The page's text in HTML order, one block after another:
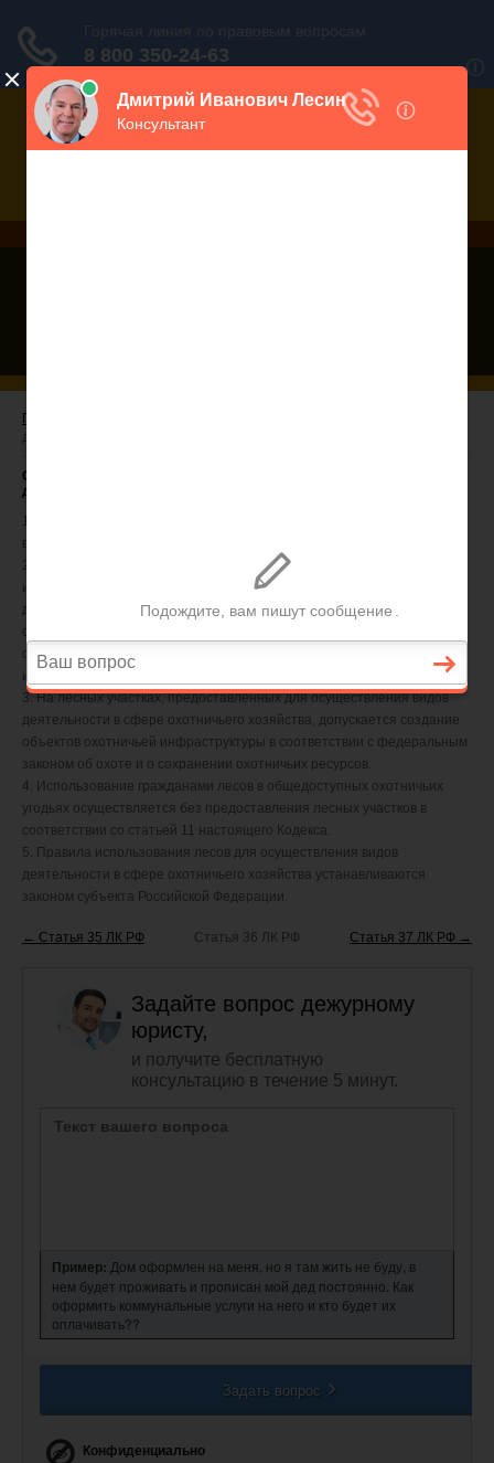
Главная
деятельности в сфере охотничьего хозяйства
Статья 36 ЛК РФ. Использование лесов для осуществления видов
деятельности в сфере охотничьего хозяйства
1. Леса могут использоваться для осуществления видов деятельности
в сфере охотничьего хозяйства.
2. Лесные участки предоставляются юридическим лицам,
индивидуальным предпринимателям для осуществления видов
деятельности в сфере охотничьего хозяйства на основании
охотхозяйственных соглашений, заключенных в соответствии с
федеральным законом об охоте и о сохранении охотничьих ресурсов,
и договоров аренды лесных участков.
3. На лесных участках, предоставленных для осуществления видов
деятельности в сфере охотничьего хозяйства, допускается создание
объектов охотничьей инфраструктуры в соответствии с федеральным
законом об охоте и о сохранении охотничьих ресурсов.
4. Использование гражданами лесов в общедоступных охотничьих
угодьях осуществляется без предоставления лесных участков в
соответствии со статьей 11 настоящего Кодекса.
5. Правила использования лесов для осуществления видов
деятельности в сфере охотничьего хозяйства устанавливаются
законом субъекта Российской Федерации.
← Статья 35 ЛК РФ Статья 36 ЛК РФ Статья 37 ЛК РФ →
Задайте вопрос дежурному
юристу,
и получите бесплатную
консультацию в течение 5 минут.
Пример: Дом оформлен на меня, но я там жить не буду, в
нем будет проживать и прописан мой дед постоянно. Как
оформить коммунальные услуги на него и кто будет их
оплачивать??
Задать вопрос
Конфиденциально